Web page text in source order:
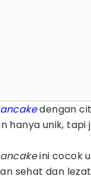
dengan
hanya unik, tapi
ini cocok
sehat dan